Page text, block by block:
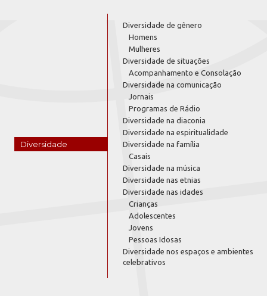
Diversidade
Diversidade de gênero
Homens
Mulheres
Diversidade de situações
Acompanhamento e Consolação
Diversidade na comunicação
Jornais
Programas de Rádio
Diversidade na diaconia
Diversidade na espiritualidade
Diversidade na família
Casais
Diversidade na música
Diversidade nas etnias
Diversidade nas idades
Crianças
Adolescentes
Jovens
Pessoas Idosas
Diversidade nos espaços e ambientes
celebrativos